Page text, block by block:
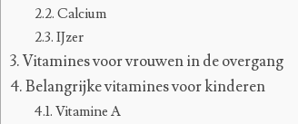
Calcium
IJzer
Vitamines voor vrouwen in de overgang
Belangrijke vitamines voor kinderen
Vitamine A